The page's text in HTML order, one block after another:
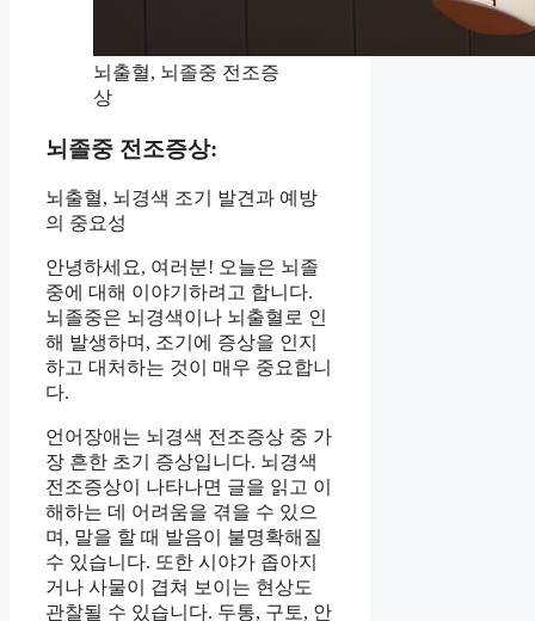
뇌출혈, 뇌졸중 전조증
상
뇌졸중 전조증상:
뇌출혈, 뇌경색 조기 발견과 예방
의 중요성
안녕하세요, 여러분! 오늘은 뇌졸
중에 대해 이야기하려고 합니다.
뇌졸중은 뇌경색이나 뇌출혈로 인
해 발생하며, 조기에 증상을 인지
하고 대처하는 것이 매우 중요합니
다.
언어장애는 뇌경색 전조증상 중 가
장 흔한 초기 증상입니다. 뇌경색
전조증상이 나타나면 글을 읽고 이
해하는 데 어려움을 겪을 수 있으
며, 말을 할 때 발음이 불명확해질
수 있습니다. 또한 시야가 좁아지
거나 사물이 겹쳐 보이는 현상도
관찰될 수 있습니다. 두통, 구토, 안